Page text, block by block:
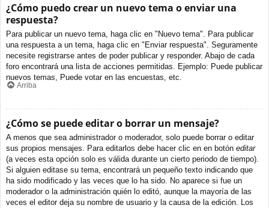
¿Cómo puedo crear un nuevo tema o enviar una
respuesta?
Para publicar un nuevo tema, haga clic en "Nuevo tema". Para publicar
una respuesta a un tema, haga clic en "Enviar respuesta". Seguramente
necesite registrarse antes de poder publicar y responder. Abajo de cada
foro encontrará una lista de acciones permitidas. Ejemplo: Puede publicar
nuevos temas, Puede votar en las encuestas, etc.
Arriba
¿Cómo se puede editar o borrar un mensaje?
A menos que sea administrador o moderador, solo puede borrar o editar
sus propios mensajes. Para editarlos debe hacer clic en en botón editar
(a veces esta opción solo es válida durante un cierto periodo de tiempo).
Si alguien editase su tema, encontrará un pequeño texto indicando que
ha sido modificado y las veces que lo ha sido. No aparece si fue un
moderador o la administración quién lo editó, aunque la mayoría de las
veces el editor deja su nombre de usuario y la causa de la edición. Los